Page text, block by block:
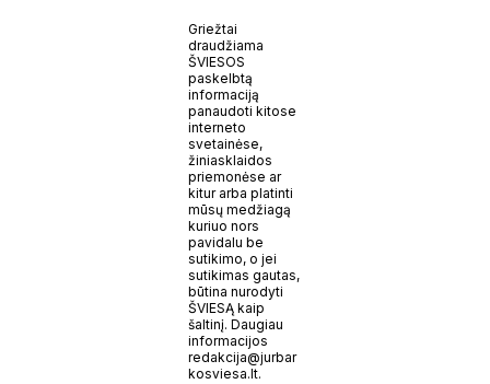
Griežtai
draudžiama
ŠVIESOS
paskelbtą
informaciją
panaudoti kitose
interneto
svetainėse,
žiniasklaidos
priemonėse ar
kitur arba platinti
mūsų medžiagą
kuriuo nors
pavidalu be
sutikimo, o jei
sutikimas gautas,
būtina nurodyti
ŠVIESĄ kaip
šaltinį. Daugiau
informacijos
redakcija@jurbar
kosviesa.lt.